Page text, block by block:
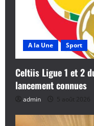
A la Une Sport
Celtiis Ligue 1 et 2
lancement connues
admin 5 août 2026